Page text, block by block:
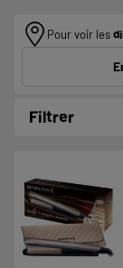
ETREPour voir les
Filtrer